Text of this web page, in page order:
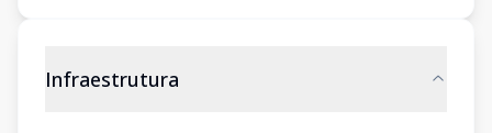
Infraestrutura